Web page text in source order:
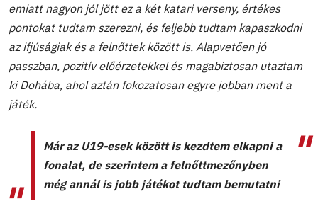
emiatt nagyon jól jött ez a két katari verseny, értékes
pontokat tudtam szerezni, és feljebb tudtam kapaszkodni
az ifjúságiak és a felnőttek között is. Alapvetően jó
passzban, pozitív előérzetekkel és magabiztosan utaztam
ki Dohába, ahol aztán fokozatosan egyre jobban ment a
játék.
Már az U19-esek között is kezdtem elkapni a
fonalat, de szerintem a felnőttmezőnyben
még annál is jobb játékot tudtam bemutatni